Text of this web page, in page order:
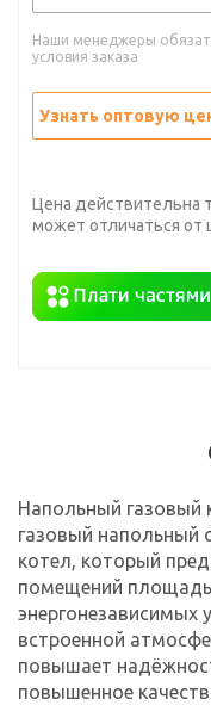
Наши менеджеры
условия заказа
Узнать оптовую
Цена действительна
может отличаться от
Напольный газовый
газовый напольный
котел, который
помещений
энергонезависимых
встроенной
повышает
повышенное